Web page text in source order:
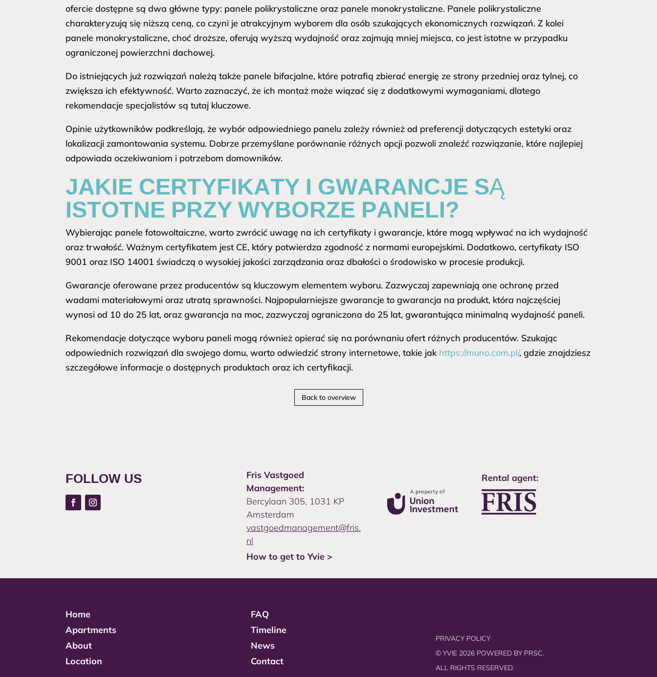
ofercie dostępne są dwa główne typy: panele polikrystaliczne oraz panele monokrystaliczne. Panele polikrystaliczne
charakteryzują się niższą ceną, co czyni je atrakcyjnym wyborem dla osób szukających ekonomicznych rozwiązań. Z kolei
panele monokrystaliczne, choć droższe, oferują wyższą wydajność oraz zajmują mniej miejsca, co jest istotne w przypadku
ograniczonej powierzchni dachowej.
Do istniejących już rozwiązań należą także panele bifacjalne, które potrafią zbierać energię ze strony przedniej oraz tylnej, co
zwiększa ich efektywność. Warto zaznaczyć, że ich montaż może wiązać się z dodatkowymi wymaganiami, dlatego
rekomendacje specjalistów są tutaj kluczowe.
Opinie użytkowników podkreślają, że wybór odpowiedniego panelu zależy również od preferencji dotyczących estetyki oraz
lokalizacji zamontowania systemu. Dobrze przemyślane porównanie różnych opcji pozwoli znaleźć rozwiązanie, które najlepiej
odpowiada oczekiwaniom i potrzebom domowników.
JAKIE CERTYFIKATY I GWARANCJE SĄ
ISTOTNE PRZY WYBORZE PANELI?
Wybierając panele fotowoltaiczne, warto zwrócić uwagę na ich certyfikaty i gwarancje, które mogą wpływać na ich wydajność
oraz trwałość. Ważnym certyfikatem jest CE, który potwierdza zgodność z normami europejskimi. Dodatkowo, certyfikaty ISO
9001 oraz ISO 14001 świadczą o wysokiej jakości zarządzania oraz dbałości o środowisko w procesie produkcji.
Gwarancje oferowane przez producentów są kluczowym elementem wyboru. Zazwyczaj zapewniają one ochronę przed
wadami materiałowymi oraz utratą sprawności. Najpopularniejsze gwarancje to gwarancja na produkt, która najczęściej
wynosi od 10 do 25 lat, oraz gwarancja na moc, zazwyczaj ograniczona do 25 lat, gwarantująca minimalną wydajność paneli.
Rekomendacje dotyczące wyboru paneli mogą również opierać się na porównaniu ofert różnych producentów. Szukając
odpowiednich rozwiązań dla swojego domu, warto odwiedzić strony internetowe, takie jak https://muno.com.pl/, gdzie znajdziesz
szczegółowe informacje o dostępnych produktach oraz ich certyfikacji.
Back to overview
Rental agent:
FOLLOW US
Fris Vastgoed
Management:
Bercylaan 305, 1031 KP
Amsterdam
vastgoedmanagement@fris.
nl
How to get to Yvie >
Home
Apartments
About
Location
FAQ
Timeline
News
Contact
PRIVACY POLICY
© YVIE 2026 POWERED BY PRSC.
ALL RIGHTS RESERVED.